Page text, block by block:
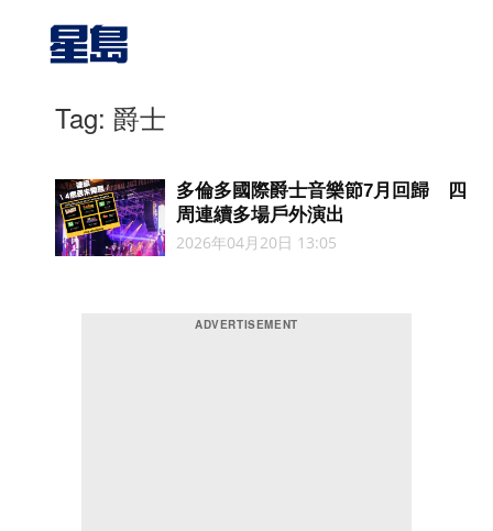
Tag: 爵士
多倫多國際爵士音樂節7月回歸 四
周連續多場戶外演出
2026年04月20日 13:05